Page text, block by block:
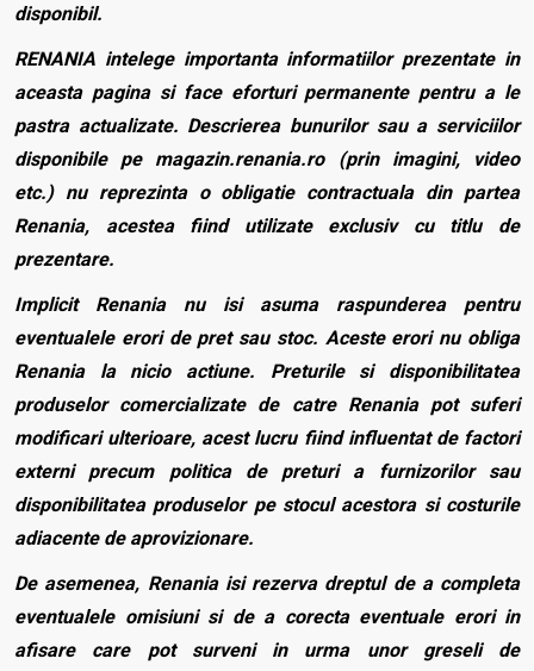
disponibil.
RENANIA intelege importanta informatiilor prezentate in
aceasta pagina si face eforturi permanente pentru a le
pastra actualizate. Descrierea bunurilor sau a serviciilor
disponibile pe magazin.renania.ro (prin imagini, video
etc.) nu reprezinta o obligatie contractuala din partea
Renania, acestea fiind utilizate exclusiv cu titlu de
prezentare.
Implicit Renania nu isi asuma raspunderea pentru
eventualele erori de pret sau stoc. Aceste erori nu obliga
Renania la nicio actiune. Preturile si disponibilitatea
produselor comercializate de catre Renania pot suferi
modificari ulterioare, acest lucru fiind influentat de factori
externi precum politica de preturi a furnizorilor sau
disponibilitatea produselor pe stocul acestora si costurile
adiacente de aprovizionare.
De asemenea, Renania isi rezerva dreptul de a completa
eventualele omisiuni si de a corecta eventuale erori in
afisare care pot surveni in urma unor greseli de